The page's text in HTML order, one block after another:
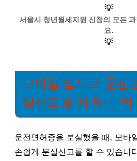
💡
서울시 청년월세지원 신청의 모든
요.
💡
모바일 앱으로 운전
실신고 쉽게 하는 법
운전면허증을 분실했을 때, 모바
손쉽게 분실신고를 할 수 있습니